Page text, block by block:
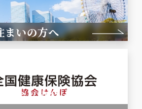
まいの方へ
協会（協会けんぽ）ご加